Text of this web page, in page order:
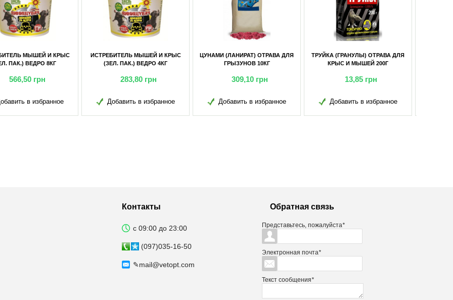
МЫШЕЙ И КРЫС
ПАК.) ВЕДРО 4КГ
283,80 грн
в избранное
ЦУНАМИ (ЛАНИРАТ) ОТРАВА ДЛЯ
ГРЫЗУНОВ 10КГ
309,10 грн
Добавить в избранное
ТРУЙКА (ГРАНУЛЫ) ОТРАВА ДЛЯ
КРЫС И МЫШЕЙ 200Г
13,85 грн
Добавить в избранное
ТРУЙКА (ГРАНУЛЫ) ОТРАВА ДЛЯ
КРЫС И МЫШЕЙ 100Г
10,90 грн
Добавить в избранное
Контакты
с 09:00 до 23:00
(097)035-16-50
✎mail@vetopt.com
Обратная связь
Представьтесь, пожалуйста*
Электронная почта*
Текст сообщения*